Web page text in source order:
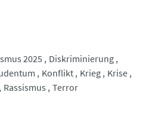
2025
Diskriminierung
Konflikt Krieg Krise
Rassismus Terror